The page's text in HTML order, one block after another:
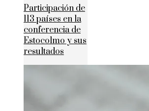
Participación de
113 países en la
conferencia de
Estocolmo y sus
resultados